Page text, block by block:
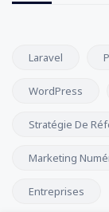
Laravel
WordPress
Stratégie De
Marketing
Entreprises